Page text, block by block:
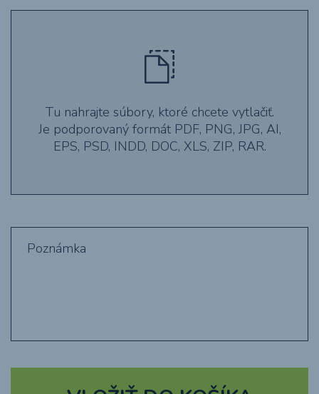
Tu nahrajte súbory, ktoré chcete vytlačiť.
Je podporovaný formát PDF, PNG, JPG, AI,
EPS, PSD, INDD, DOC, XLS, ZIP, RAR.